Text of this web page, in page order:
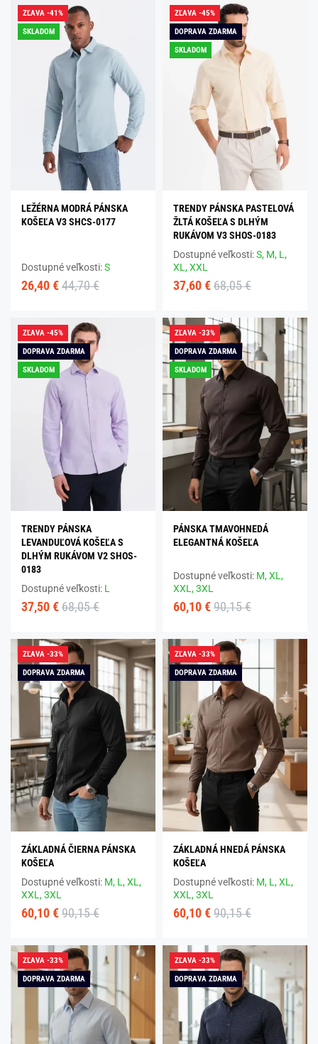
ZĽAVA -41%
SKLADOM
LEŽÉRNA MODRÁ PÁNSKA
KOŠEĽA V3 SHCS-0177
Dostupné veľkosti:S
26,40 € 44,70 €
ZĽAVA -45%
DOPRAVA ZDARMA
SKLADOM
TRENDY PÁNSKA PASTELOVÁ
ŽLTÁ KOŠEĽA S DLHÝM
RUKÁVOM V3 SHOS-0183
Dostupné veľkosti:S, M, L,
XL,XXL
37,60 € 68,05 €
ZĽAVA -45%
DOPRAVA ZDARMA
SKLADOM
TRENDY PÁNSKA
LEVANDUĽOVÁ KOŠEĽA S
DLHÝM RUKÁVOM V2 SHOS-
0183
Dostupné veľkosti: L
37,50 € 68,05 €
ZĽAVA -33%
DOPRAVA ZDARMA
SKLADOM
PÁNSKA TMAVOHNEDÁ
ELEGANTNÁ KOŠEĽA
Dostupné veľkosti: M,XL,
XXL,3XL
60,10 € 90,15 €
ZĽAVA -33%
DOPRAVA ZDARMA
ZÁKLADNÁ ČIERNA PÁNSKA
KOŠEĽA
Dostupné veľkosti: M, L,XL,
XXL,3XL
60,10 € 90,15 €
ZĽAVA -33%
DOPRAVA ZDARMA
ZÁKLADNÁ HNEDÁ PÁNSKA
KOŠEĽA
Dostupné veľkosti: M, L,XL,
XXL,3XL
60,10 € 90,15 €
ZĽAVA -33%
DOPRAVA ZDARMA
ZĽAVA -33%
DOPRAVA ZDARMA